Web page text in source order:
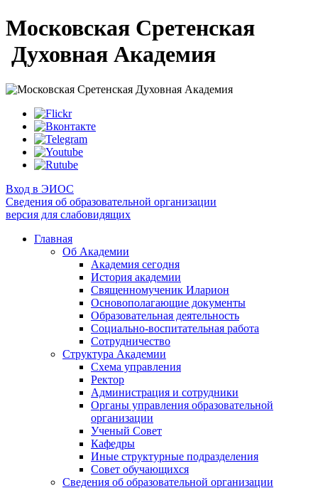
Московская Сретенская
Духовная Академия
Вход в ЭИОС
Сведения об образовательной организации
версия для слабовидящих
Главная
Об Академии
Академия сегодня
История академии
Священномученик Иларион
Основополагающие документы
Образовательная деятельность
Социально-воспитательная работа
Сотрудничество
Структура Академии
Схема управления
Ректор
Администрация и сотрудники
Органы управления образовательной
организации
Ученый Совет
Кафедры
Иные структурные подразделения
Совет обучающихся
Сведения об образовательной организации